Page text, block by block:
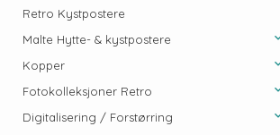
Retro Kystpostere
Malte Hytte- & kystpostere
Kopper
Fotokolleksjoner Retro
Digitalisering / Forstørring